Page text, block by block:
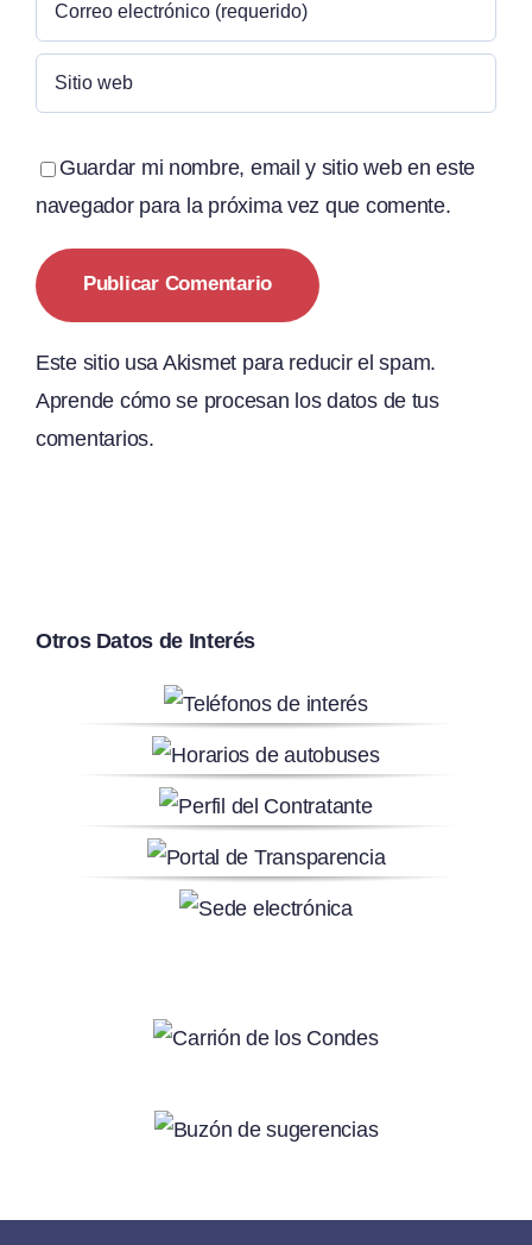
Guardar mi nombre, email y sitio web en este
navegador para la próxima vez que comente.
Este sitio usa Akismet para reducir el spam.
Aprende cómo se procesan los datos de tus
comentarios.
Otros Datos de Interés